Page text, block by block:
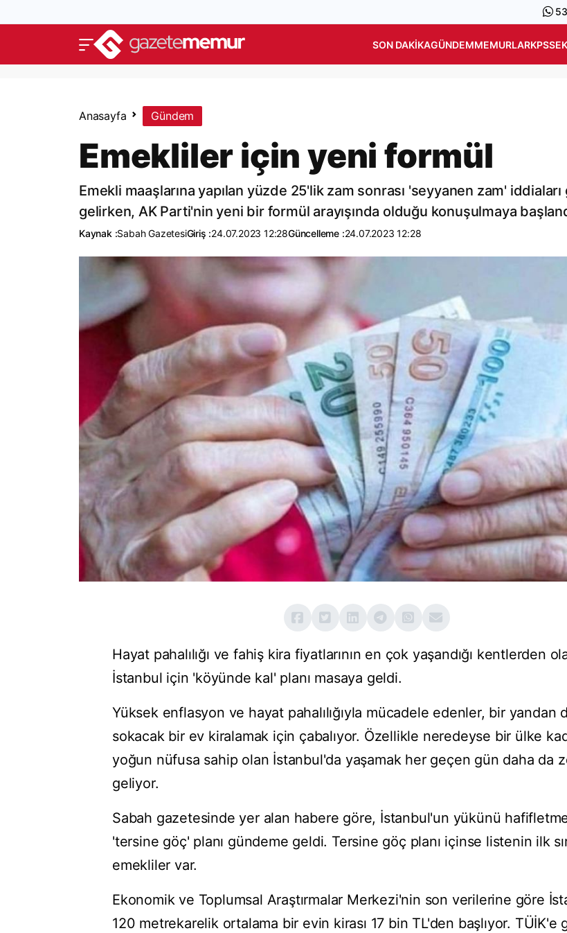
SON DAKIKAGÜNDEMMEMURLARKPSS
Anasayfa Gündem
Emekliler için yeni formül
Emekli maaşlarına yapılan yüzde 25'lik zam sonrası 'seyyanen zam'
gelirken, AK Parti'nin yeni bir formül arayışında olduğu konuşulmaya
Kaynak :Sabah GazetesiGiriş :24.07.2023 12:28Güncelleme :24.07.2023 12:28
Hayat pahalılığı ve fahiş kira fiyatlarının en çok yaşandığı kentlerden
İstanbul için 'köyünde kal' planı masaya geldi.
Yüksek enflasyon ve hayat pahalılığıyla mücadele edenler, bir yandan
sokacak bir ev kiralamak için çabalıyor. Özellikle neredeyse bir ülke
yoğun nüfusa sahip olan İstanbul'da yaşamak her geçen gün daha da
geliyor.
Sabah gazetesinde yer alan habere göre, İstanbul'un yükünü
'tersine göç' planı gündeme geldi. Tersine göç planı içinse listenin ilk
emekliler var.
Ekonomik ve Toplumsal Araştırmalar Merkezi'nin son verilerine göre
120 metrekarelik ortalama bir evin kirası 17 bin TL'den başlıyor. TÜİK'e